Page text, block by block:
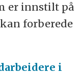
er innstilt på
forberede
i